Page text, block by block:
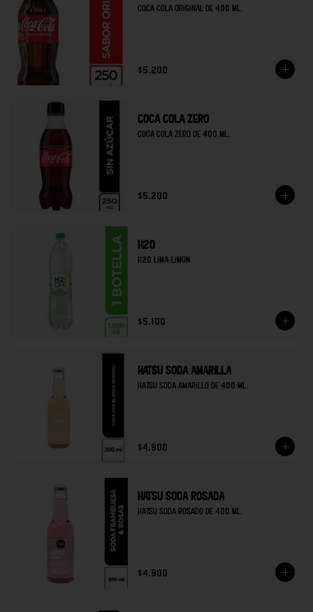
Coca cola original de 400 ml.
$5.200
Coca cola zero
Coca cola zero de 400 ml.
$5.200
H20
H20 lima-limón.
$5.100
Hatsu soda amarilla
Hatsu soda amarillo de 400 ml.
$4.900
Hatsu soda rosada
Hatsu soda rosado de 400 ml.
$4.900